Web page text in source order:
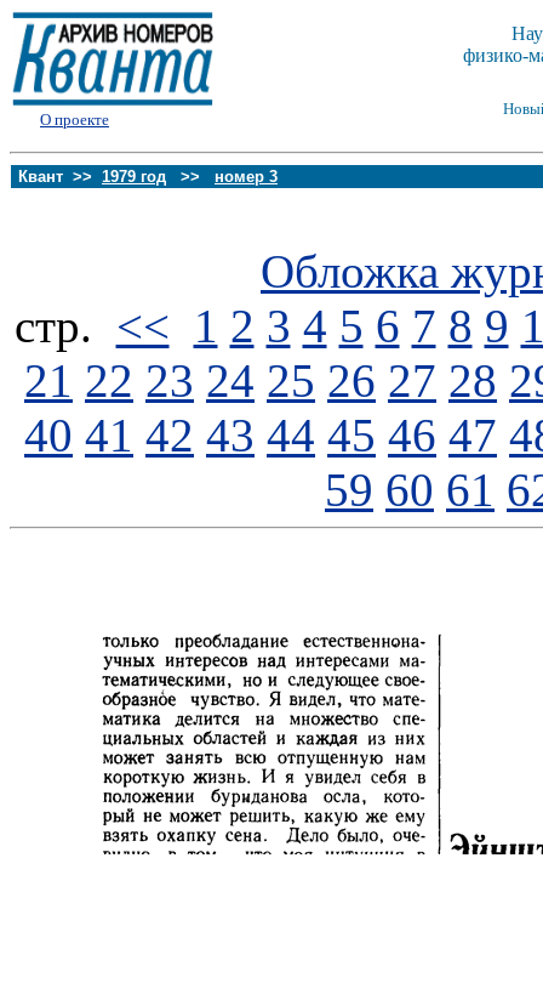
О проекте
физико-
Квант >> 1979 год >> номер 3
Обложка
стp. << 1 2 3 4 5 6 7 8 9
21 22 23 24 25 26 27 28
40 41 42 43 44 45 46 47
59 60 61